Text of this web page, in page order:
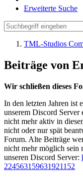
Erweiterte Suche
TML-Studios
Beiträge von
Wir schließen dieses
In den letzten Jahren ist
unserem Discord Server
nicht mehr aktiv in
nicht oder nur spät
Forum. Alte Beiträge
nicht mehr möglich sein
unseren Discord Server:
224563159631921152